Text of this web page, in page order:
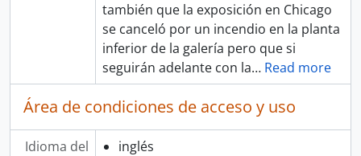
también que la exposición en Chicago
se canceló por un incendio en la planta
inferior de la galería pero que si
seguirán adelante con la… Read more
Área de condiciones de acceso y uso
Idioma del
inglés